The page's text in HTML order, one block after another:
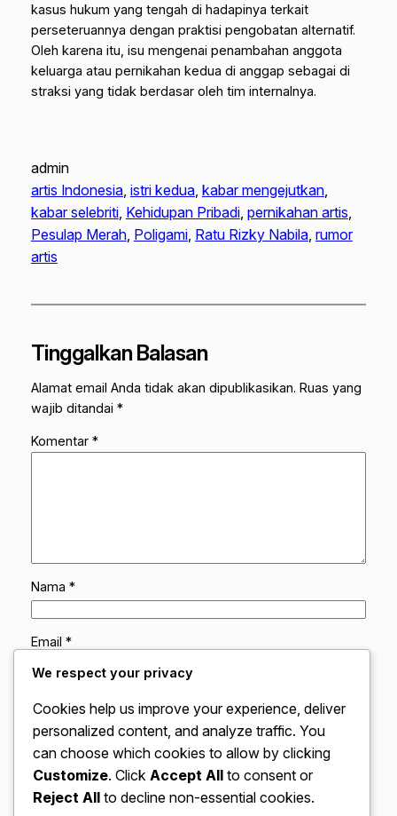
kasus hukum yang tengah di hadapinya terkait
perseteruannya dengan praktisi pengobatan alternatif.
Oleh karena itu, isu mengenai penambahan anggota
keluarga atau pernikahan kedua di anggap sebagai di
straksi yang tidak berdasar oleh tim internalnya.
admin
artis Indonesia, istri kedua, kabar mengejutkan
kabar selebriti, Kehidupan Pribadi, pernikahan artis
Pesulap Merah, Poligami, Ratu Rizky Nabila, rumor
artis
Tinggalkan Balasan
Alamat email Anda tidak akan dipublikasikan. Ruas yang
wajib ditandai *
Komentar *
Nama *
Email *
Simpan nama, email, dan situs web saya pada
peramban ini untuk komentar saya berikutnya.
We respect your privacy
Cookies help us improve your experience, deliver
personalized content, and analyze traffic. You
can choose which cookies to allow by clicking
Customize. Click Accept All to consent or
Reject All to decline non-essential cookies.